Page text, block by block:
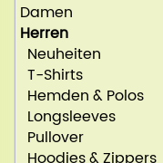
Damen
Herren
Neuheiten
T-Shirts
Hemden & Polos
Longsleeves
Pullover